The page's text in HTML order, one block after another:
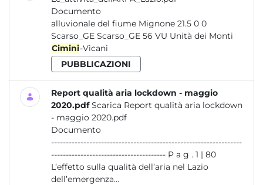
Documento
alluvionale del fiume Mignone 21.5 0 0
Scarso_GE Scarso_GE 56 VU Unità dei Monti
Cimini-Vicani
PUBBLICAZIONI
Report qualità aria lockdown - maggio
2020.pdf Scarica Report qualità aria lockdown
- maggio 2020.pdf
Documento
-----------------------------------------------------------------
--------------------------------------- P a g . 1 | 80
L’effetto sulla qualità dell’aria nel Lazio
dell’emergenza...